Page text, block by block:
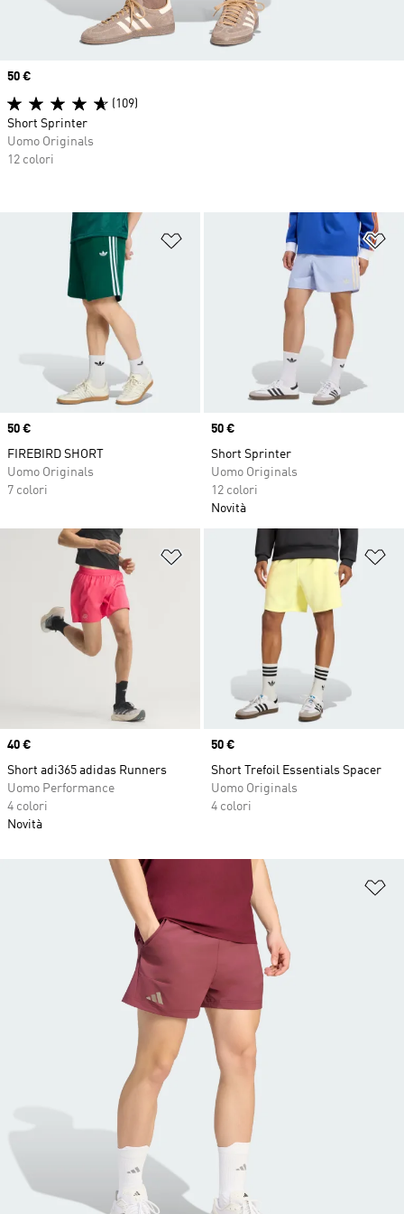
Aggiungi alla lista dei desideri
Price
50 €
FIREBIRD SHORT
Uomo Originals
7 colori
Price
50 €
Short Sprinter
Uomo Originals
12 colori
Novità
Aggiungi alla lista dei desideri
Price
40 €
Short adi365 adidas Runners
Uomo Performance
4 colori
Novità
Price
50 €
Short Trefoil Essentials Spacer
Uomo Originals
4 colori
Price
50 €
(109)
Short Sprinter
Uomo Originals
12 colori